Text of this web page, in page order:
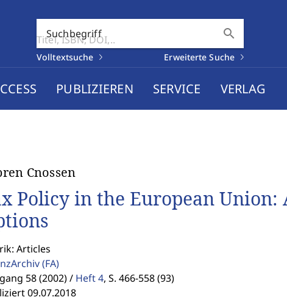
Suchbegriff search
Volltextsuche Erweiterte Suche
PUBLIZIEREN SERVICE VERLAG
Cnossen
Policy in the European Union:
Articles
(FA)
58 (2002) / Heft 4, S. 466-558 (93)
09.07.2018